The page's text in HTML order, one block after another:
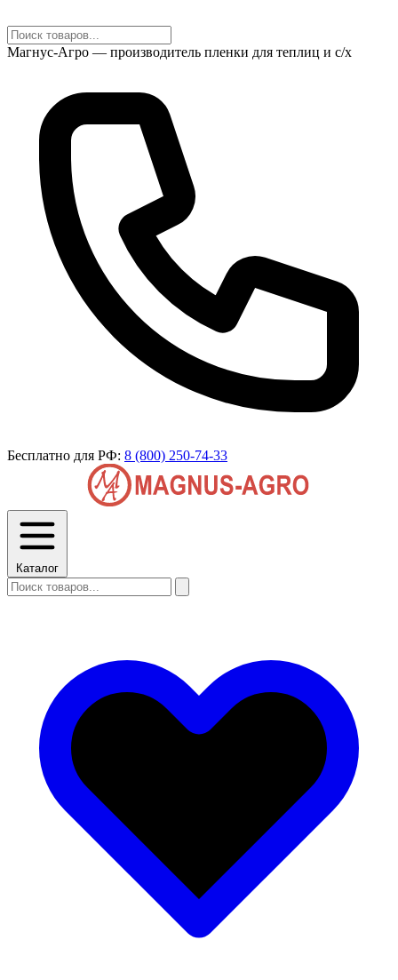
Магнус-Агро — производитель пленки для теплиц и с/х
Бесплатно для РФ: 8 (800) 250-74-33
Каталог